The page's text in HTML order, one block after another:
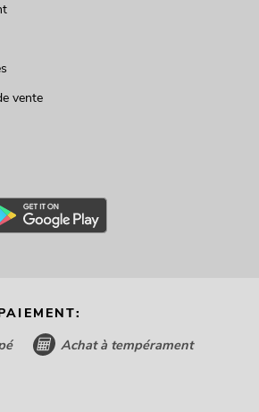
vente
Achat à tempérament